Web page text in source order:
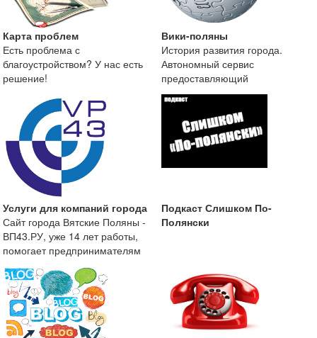
Карта проблем
Есть проблема с
благоустройством? У нас есть
решение!
Вики-поляны
История развития города.
Автономный сервис
предоставляющий
краеведческую информацию о
городе Вятские
Услуги для компаний города
Сайт города Вятские Поляны -
ВП43.РУ, уже 14 лет работы,
помогает предпринимателям
Подкаст Слишком По-
Полянски